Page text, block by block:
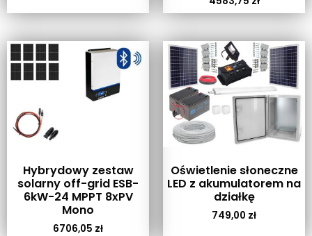
Hybrydowy zestaw
solarny off-grid ESB-
6kW-24 MPPT 8xPV
Mono
6706,05 zł
Oświetlenie słoneczne
LED z akumulatorem na
działkę
749,00 zł